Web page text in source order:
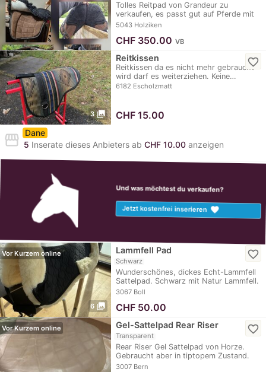
Tolles Reitpad von Grandeur zu
verkaufen, es passt gut auf Pferde mit
wenig Rist.…
5043 Holziken
CHF350.00 VB
3 photo_library
Reitkissen
Reitkissen da es nicht mehr gebraucht
wird darf es weiterziehen. Keine…
6182 Escholzmatt
favorite_border
CHF15.00
storefront
Dane
5 Inserate dieses Anbieters ab CHF 10.00 anzeigen
Und was möchtest du verkaufen?
Jetzt kostenfrei inserieren favorite
6 photo_library
Vor Kurzem online Lammfell Pad
Schwarz
Wunderschönes, dickes Echt-Lammfell
Sattelpad. Schwarz mit Natur Lammfell.
Nur 1-2 Mal…
3067 Boll
favorite_border
CHF50.00
Vor Kurzem online Gel-Sattelpad Rear Riser
Transparent
Rear Riser Gel Sattelpad von Horze.
Gebraucht aber in tiptopem Zustand.
Einfach…
3007 Bern
favorite_border